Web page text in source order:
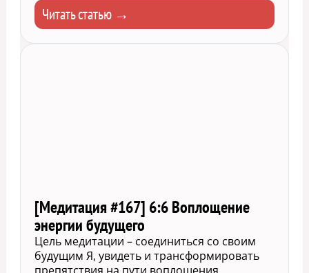
Читать статью →
[Медитация #167] 6:6 Воплощение
энергии будущего
Цель медитации – соединиться со своим
будущим Я, увидеть и трансформировать